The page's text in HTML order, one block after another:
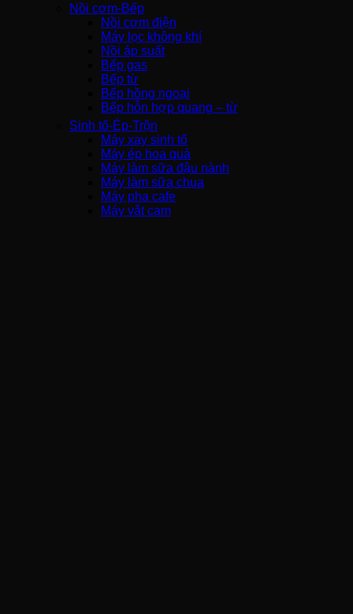
Nồi cơm-Bếp
Nồi cơm điện
Máy lọc không khí
Nồi áp suất
Bếp gas
Bếp từ
Bếp hồng ngoại
Bếp hỗn hợp quang – từ
Sinh tố-Ép-Trộn
Máy xay sinh tố
Máy ép hoa quả
Máy làm sữa đậu nành
Máy làm sữa chua
Máy pha cafe
Máy vắt cam